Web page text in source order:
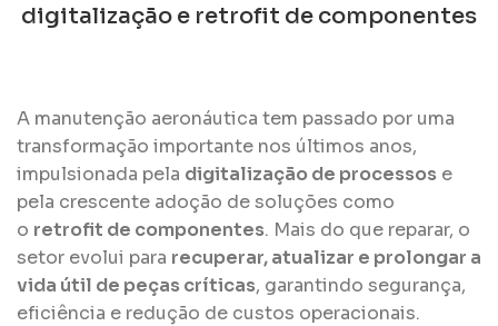
digitalização e retrofit de componentes
A manutenção aeronáutica tem passado por uma
transformação importante nos últimos anos,
impulsionada pela digitalização de processos e
pela crescente adoção de soluções como
o retrofit de componentes. Mais do que reparar, o
setor evolui para recuperar, atualizar e prolongar a
vida útil de peças críticas, garantindo segurança,
eficiência e redução de custos operacionais.